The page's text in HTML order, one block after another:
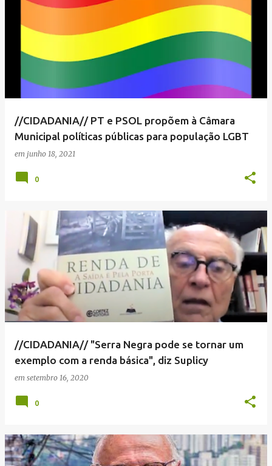
//CIDADANIA// PT e PSOL propõem à Câmara
Municipal políticas públicas para população LGBT
em junho 18, 2021
0
//CIDADANIA// "Serra Negra pode se tornar um
exemplo com a renda básica", diz Suplicy
em setembro 16, 2020
0